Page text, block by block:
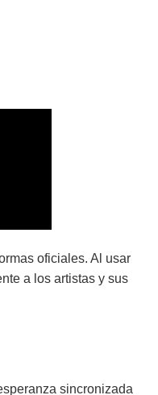
oficiales. Al usar
a los artistas y sus
sincronizada